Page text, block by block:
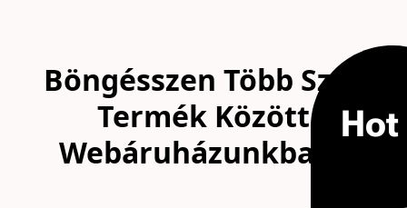
Böngésszen Több Száz
Termék Között
Webáruházunkban!